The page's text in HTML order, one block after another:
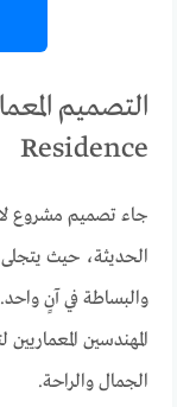
Residence
جاء تصميم مشروع
الحديثة، حيث
والبساطة في آنٍ
المهندسين
الجمال والراحة.